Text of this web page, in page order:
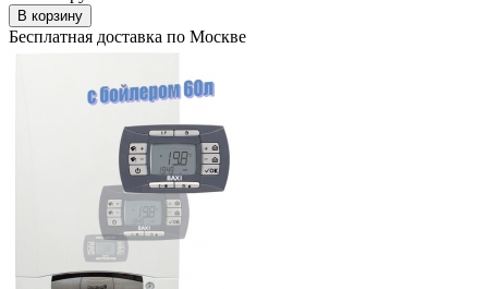
В корзину
Бесплатная доставка по Москве